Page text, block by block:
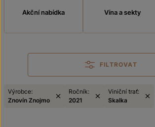
Akční nabídka Vína a sekty
FILTROVAT
Výrobce:
Znovín Znojmo
Ročník:
2021
Viniční trať:
Skalka